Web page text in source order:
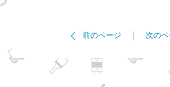
前のページ 次の